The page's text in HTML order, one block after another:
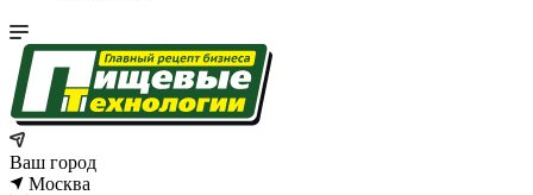
Ваш город
Москва